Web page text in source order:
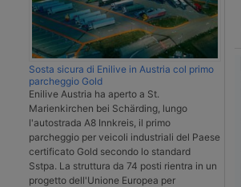
Sosta sicura di Enilive in Austria col primo
parcheggio Gold
Enilive Austria ha aperto a St.
Marienkirchen bei Schärding, lungo
l'autostrada A8 Innkreis, il primo
parcheggio per veicoli industriali del Paese
certificato Gold secondo lo standard
Sstpa. La struttura da 74 posti rientra in un
progetto dell'Unione Europea per